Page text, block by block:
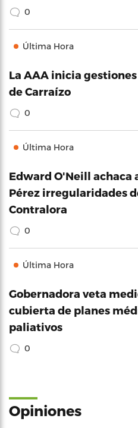
0
Última Hora
La AAA inicia
de Carraízo
0
Última Hora
Edward O'Neill achaca
Pérez irregularidades
Contralora
0
Última Hora
Gobernadora veta
cubierta de planes
paliativos
0
Opiniones